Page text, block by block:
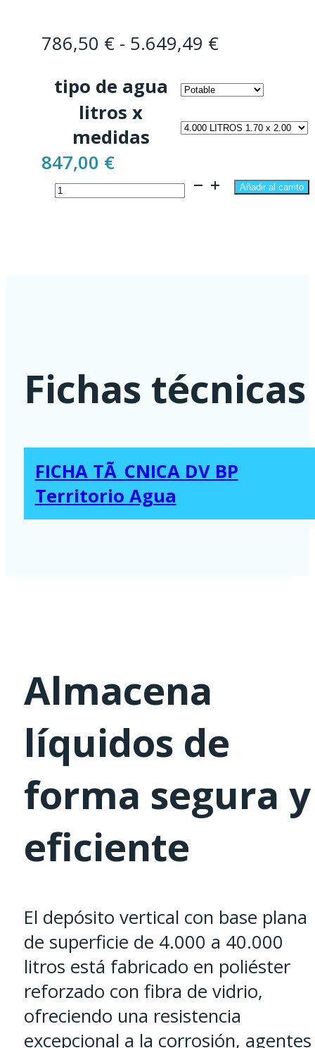
786,50 € - 5.649,49 €Rango
precios:
desde
786,50 €
5.649,49 €
tipo de agua
litros x
medidas
847,00 €
Depósito
Añadir al carrito
Fichas técnicas
FICHA TÃ_CNICA DV BP
Territorio Agua
Almacena
líquidos de
forma segura y
eficiente
El depósito vertical con base plana
de superficie de 4.000 a 40.000
litros está fabricado en poliéster
reforzado con fibra de vidrio,
ofreciendo una resistencia
excepcional a la corrosión, agentes